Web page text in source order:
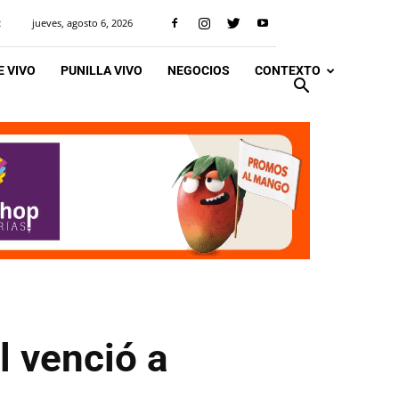
jueves, agosto 6, 2026
VIVO PUNILLA VIVO NEGOCIOS CONTEXTO
venció a